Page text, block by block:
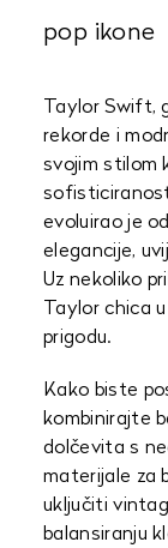
pop ikone
Taylor Swift,
rekorde i
svojim stilom
evoluirao je
elegancije,
Uz nekoliko
Taylor chica
prigodu.
Kako biste
kombinirajte
dolčevita s
materijale za
uključiti
balansiranju